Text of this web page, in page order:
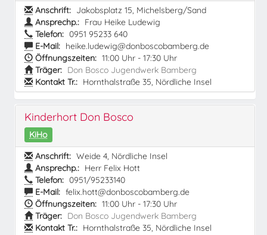
Anschrift: Jakobsplatz 15, Michelsberg/Sand
Ansprechp.: Frau Heike Ludewig
Telefon: 0951 95233 640
E-Mail: heike.ludewig@donboscobamberg.de
Öffnungszeiten: 11:00 Uhr - 17:30 Uhr
Träger: Don Bosco Jugendwerk Bamberg
Kontakt Tr.: Hornthalstraße 35, Nördliche Insel
Kinderhort Don Bosco
KiHo
Anschrift: Weide 4, Nördliche Insel
Ansprechp.: Herr Felix Hott
Telefon: 0951/95233140
E-Mail: felix.hott@donboscobamberg.de
Öffnungszeiten: 11:00 Uhr - 17:30 Uhr
Träger: Don Bosco Jugendwerk Bamberg
Kontakt Tr.: Hornthalstraße 35, Nördliche Insel